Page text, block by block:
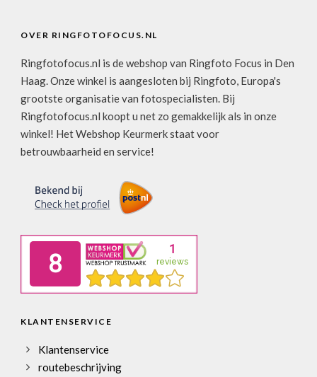
OVER RINGFOTOFOCUS.NL
Ringfotofocus.nl is de webshop van Ringfoto Focus in Den
Haag. Onze winkel is aangesloten bij Ringfoto, Europa's
grootste organisatie van fotospecialisten. Bij
Ringfotofocus.nl koopt u net zo gemakkelijk als in onze
winkel! Het Webshop Keurmerk staat voor
betrouwbaarheid en service!
KLANTENSERVICE
Klantenservice
routebeschrijving